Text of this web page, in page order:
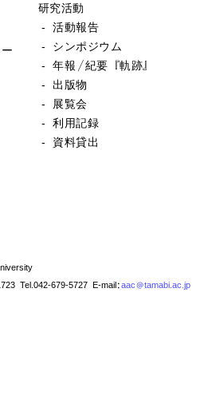
研究活動
- 活動報告
- シンポジウム
- 年報／紀要『軌跡』
- 出版物
- 展覧会
- 利用記録
- 資料貸出
Tel.042-679-5727 E-mail:aac@tamabi.ac.jp